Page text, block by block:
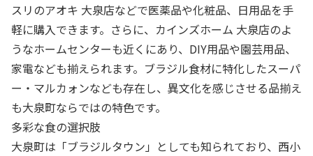
スリのアオキ 大泉店などで医薬品や化粧品、日用品を手
軽に購入できます。さらに、カインズホーム 大泉店のよ
うなホームセンターも近くにあり、DIY用品や園芸用品、
家電なども揃えられます。ブラジル食材に特化したスーパ
ー・マルカォンなども存在し、異文化を感じさせる品揃え
も大泉町ならではの特色です。
多彩な食の選択肢
大泉町は「ブラジルタウン」としても知られており、西小